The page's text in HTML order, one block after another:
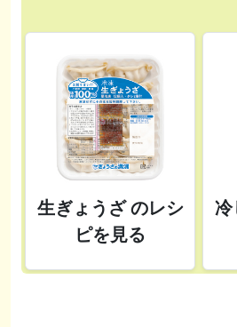
生ぎょうざ のレシ
ピを見る
冷